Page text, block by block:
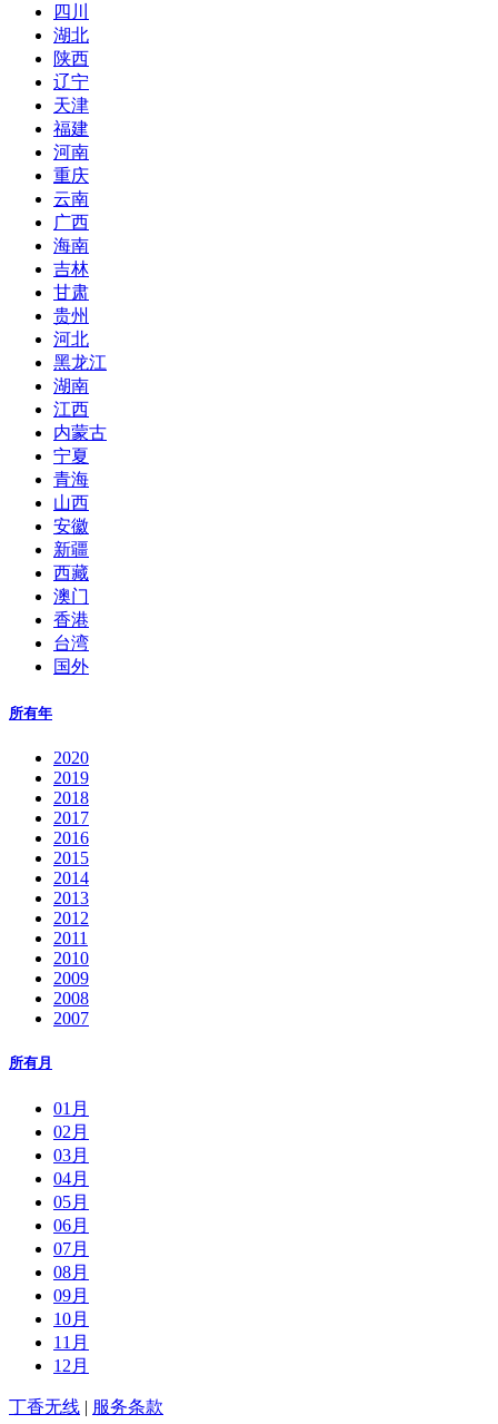
四川
湖北
陕西
辽宁
天津
福建
河南
重庆
云南
广西
海南
吉林
甘肃
贵州
河北
黑龙江
湖南
江西
内蒙古
宁夏
青海
山西
安徽
新疆
西藏
澳门
香港
台湾
国外
所有年
2020
2019
2018
2017
2016
2015
2014
2013
2012
2011
2010
2009
2008
2007
所有月
01月
02月
03月
04月
05月
06月
07月
08月
09月
10月
11月
12月
丁香无线 服务条款